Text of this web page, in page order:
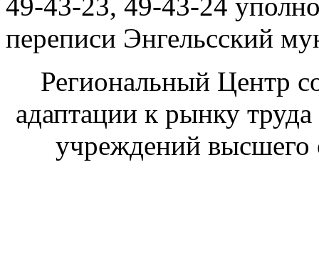
49-43-23, 49-43-24
переписи Энгельсский
Региональный Центр
адаптации к рынку
учреждений